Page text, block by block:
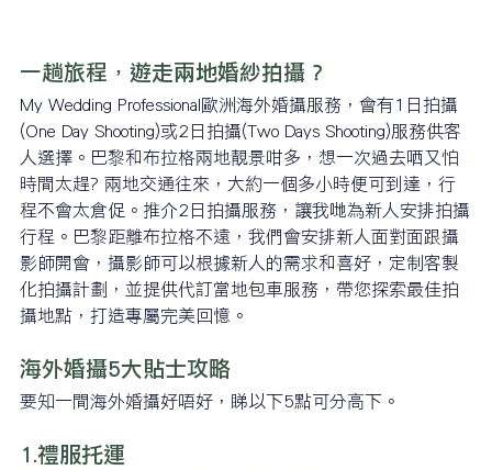
一趟旅程，遊走兩地婚紗拍攝？
My Wedding Professional歐洲海外婚攝服務，會有1日拍攝
(One Day Shooting)或2日拍攝(Two Days Shooting)服務供客
人選擇。巴黎和布拉格兩地靚景咁多，想一次過去哂又怕
時間太趕? 兩地交通往來，大約一個多小時便可到達，行
程不會太倉促。推介2日拍攝服務，讓我哋為新人安排拍攝
行程。巴黎距離布拉格不遠，我們會安排新人面對面跟攝
影師開會，攝影師可以根據新人的需求和喜好，定制客製
化拍攝計劃，並提供代訂當地包車服務，帶您探索最佳拍
攝地點，打造專屬完美回憶。
海外婚攝5大貼士攻略
要知一間海外婚攝好唔好，睇以下5點可分高下。
1.禮服托運